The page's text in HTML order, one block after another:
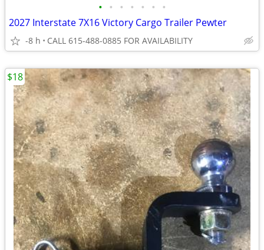
• • • • • • •
2027 Interstate 7X16 Victory Cargo Trailer Pewter
-8 h CALL 615-488-0885 FOR AVAILABILITY
$18